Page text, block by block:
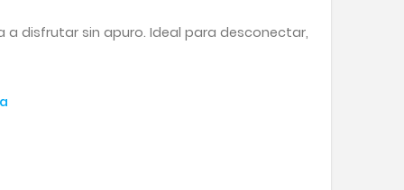
disfrutar sin apuro. Ideal para desconectar,